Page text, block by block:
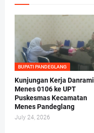
BUPATI PANDEGLANG
Kunjungan Kerja Danramil
Menes 0106 ke UPT
Puskesmas Kecamatan
Menes Pandeglang
July 24, 2026